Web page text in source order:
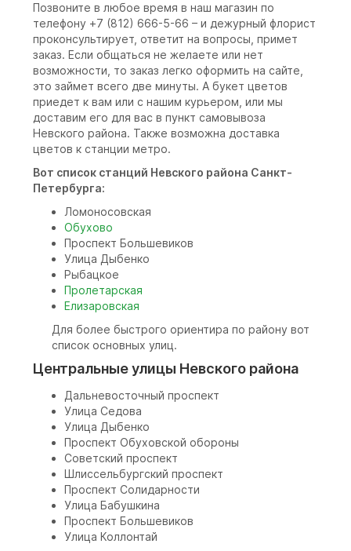
Позвоните в любое время в наш магазин по
телефону +7 (812) 666-5-66 – и дежурный флорист
проконсультирует, ответит на вопросы, примет
заказ. Если общаться не желаете или нет
возможности, то заказ легко оформить на сайте,
это займет всего две минуты. А букет цветов
приедет к вам или с нашим курьером, или мы
доставим его для вас в пункт самовывоза
Невского района. Также возможна доставка
цветов к станции метро.
Вот список станций Невского района Санкт-
Петербурга:
Ломоносовская
Обухово
Проспект Большевиков
Улица Дыбенко
Рыбацкое
Пролетарская
Елизаровская
Для более быстрого ориентира по району вот
список основных улиц.
Центральные улицы Невского района
Дальневосточный проспект
Улица Седова
Улица Дыбенко
Проспект Обуховской обороны
Советский проспект
Шлиссельбургский проспект
Проспект Солидарности
Улица Бабушкина
Проспект Большевиков
Улица Коллонтай